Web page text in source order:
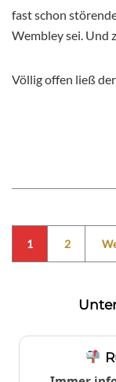
fast schon
Wembley sei. Und
Völlig offen ließ
1 2